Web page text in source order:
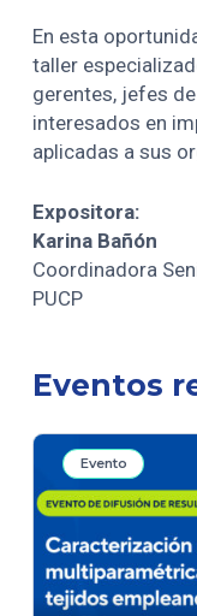
En esta
taller
gerentes, jefes
interesados en
aplicadas a sus
Expositora:
Karina Bañón
Coordinadora
PUCP
Eventos
Evento